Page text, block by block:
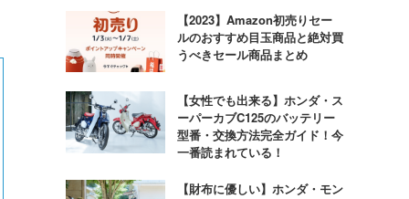
【2023】Amazon初売りセー
ルのおすすめ目玉商品と絶対買
うべきセール商品まとめ
【女性でも出来る】ホンダ・ス
ーパーカブC125のバッテリー
型番・交換方法完全ガイド！今
一番読まれている！
【財布に優しい】ホンダ・モン